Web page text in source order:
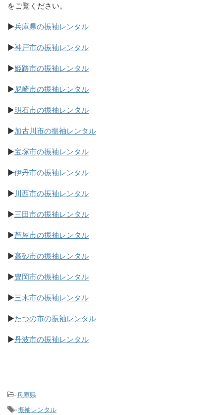
をご覧ください。
▶兵庫県の振袖レンタル
▶神戸市の振袖レンタル
▶姫路市の振袖レンタル
▶尼崎市の振袖レンタル
▶明石市の振袖レンタル
▶加古川市の振袖レンタル
▶宝塚市の振袖レンタル
▶伊丹市の振袖レンタル
▶川西市の振袖レンタル
▶三田市の振袖レンタル
▶芦屋市の振袖レンタル
▶高砂市の振袖レンタル
▶豊岡市の振袖レンタル
▶三木市の振袖レンタル
▶たつの市の振袖レンタル
▶丹波市の振袖レンタル
-兵庫県
-振袖レンタル